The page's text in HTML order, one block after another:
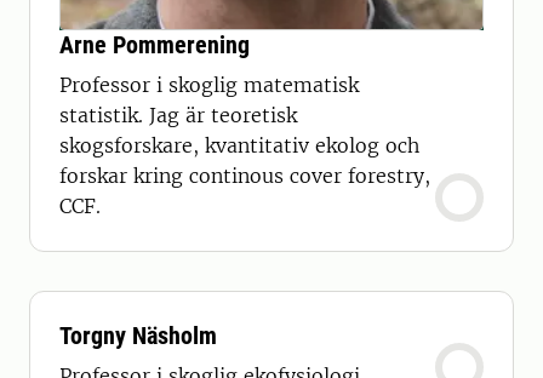
Arne Pommerening
Professor i skoglig matematisk
statistik. Jag är teoretisk
skogsforskare, kvantitativ ekolog och
forskar kring continous cover forestry,
CCF.
Torgny Näsholm